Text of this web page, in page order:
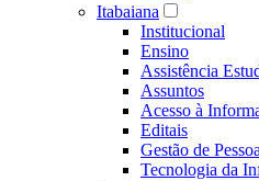
Itabaiana
Institucional
Ensino
Assistência
Assuntos
Acesso à
Editais
Gestão de
Tecnologia da